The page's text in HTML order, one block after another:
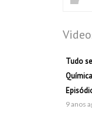
Tudo
9 anos